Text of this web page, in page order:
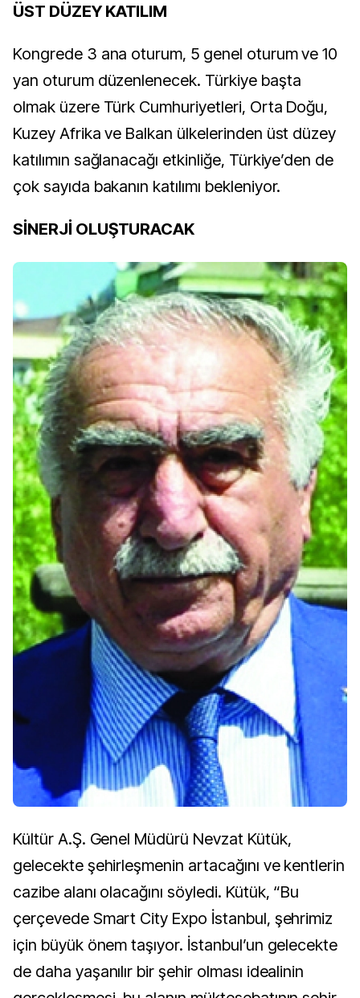
ÜST DÜZEY KATILIM
Kongrede 3 ana oturum, 5 genel oturum ve 10
yan oturum düzenlenecek. Türkiye başta
olmak üzere Türk Cumhuriyetleri, Orta Doğu,
Kuzey Afrika ve Balkan ülkelerinden üst düzey
katılımın sağlanacağı etkinliğe, Türkiye’den de
çok sayıda bakanın katılımı bekleniyor.
SİNERJİ OLUŞTURACAK
Kültür A.Ş. Genel Müdürü Nevzat Kütük,
gelecekte şehirleşmenin artacağını ve kentlerin
cazibe alanı olacağını söyledi. Kütük, “Bu
çerçevede Smart City Expo İstanbul, şehrimiz
için büyük önem taşıyor. İstanbul’un gelecekte
de daha yaşanılır bir şehir olması idealinin